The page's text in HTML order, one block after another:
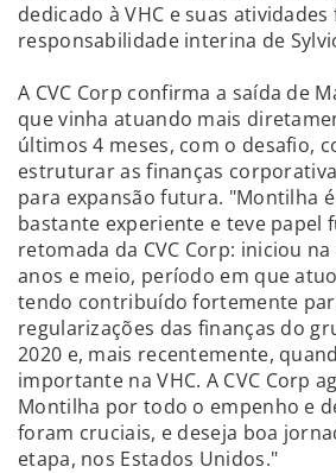
dedicado à VHC e suas atividades
responsabilidade interina de
A CVC Corp confirma a saída de
que vinha atuando mais
últimos 4 meses, com o desafio,
estruturar as finanças
para expansão futura. "Montilha
bastante experiente e teve papel
retomada da CVC Corp: iniciou
anos e meio, período em que
tendo contribuído fortemente
regularizações das finanças do
2020 e, mais recentemente,
importante na VHC. A CVC Corp
Montilha por todo o empenho e
foram cruciais, e deseja boa
etapa, nos Estados Unidos."